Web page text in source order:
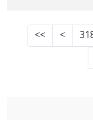
<< <